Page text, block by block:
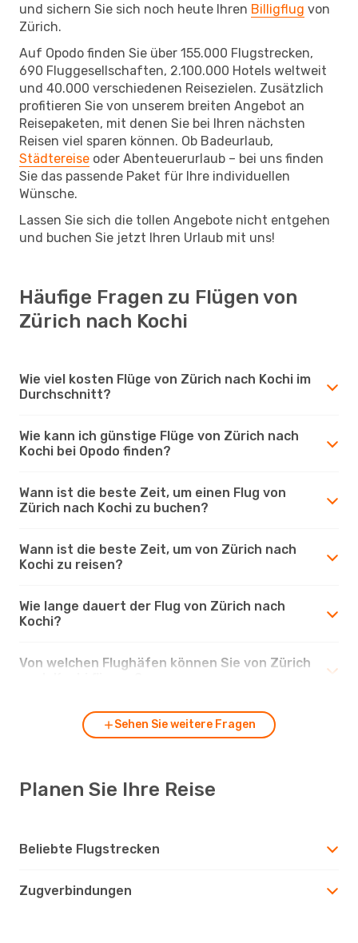
und sichern Sie sich noch heute Ihren Billigflug von
Zürich.
Auf Opodo finden Sie über 155.000 Flugstrecken,
690 Fluggesellschaften, 2.100.000 Hotels weltweit
und 40.000 verschiedenen Reisezielen. Zusätzlich
profitieren Sie von unserem breiten Angebot an
Reisepaketen, mit denen Sie bei Ihren nächsten
Reisen viel sparen können. Ob Badeurlaub,
Städtereise oder Abenteuerurlaub – bei uns finden
Sie das passende Paket für Ihre individuellen
Wünsche.
Lassen Sie sich die tollen Angebote nicht entgehen
und buchen Sie jetzt Ihren Urlaub mit uns!
Häufige Fragen zu Flügen von
Zürich nach Kochi
Wie viel kosten Flüge von Zürich nach Kochi im
Durchschnitt?
Wie kann ich günstige Flüge von Zürich nach
Kochi bei Opodo finden?
Wann ist die beste Zeit, um einen Flug von
Zürich nach Kochi zu buchen?
Wann ist die beste Zeit, um von Zürich nach
Kochi zu reisen?
Wie lange dauert der Flug von Zürich nach
Kochi?
Von welchen Flughäfen können Sie von Zürich
Sehen Sie weitere Fragen
Planen Sie Ihre Reise
Beliebte Flugstrecken
Zugverbindungen